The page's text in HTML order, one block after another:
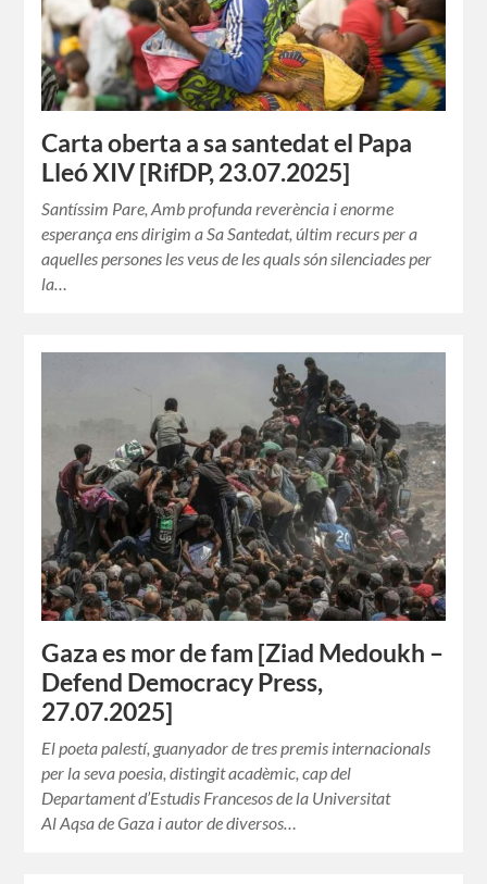
Carta oberta a sa santedat el Papa
Lleó XIV [RifDP, 23.07.2025]
Santíssim Pare, Amb profunda reverència i enorme
esperança ens dirigim a Sa Santedat, últim recurs per a
aquelles persones les veus de les quals són silenciades per
la…
Gaza es mor de fam [Ziad Medoukh –
Defend Democracy Press,
27.07.2025]
El poeta palestí, guanyador de tres premis internacionals
per la seva poesia, distingit acadèmic, cap del
Departament d’Estudis Francesos de la Universitat
Al Aqsa de Gaza i autor de diversos…